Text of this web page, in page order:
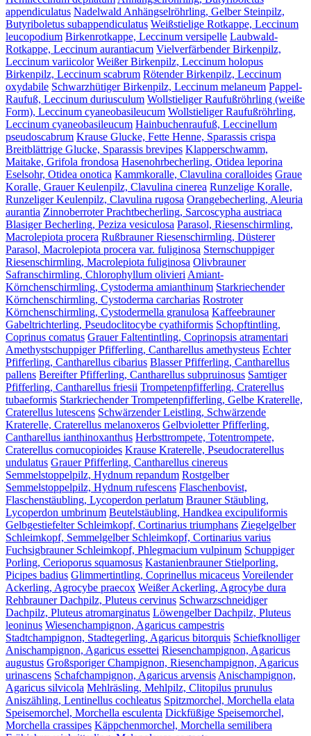
appendiculatus Nadelwald Anhängselröhrling, Gelber Steinpilz,
Butyriboletus subappendiculatus Weißstielige Rotkappe, Leccinum
leucopodium Birkenrotkappe, Leccinum versipelle Laubwald-
Rotkappe, Leccinum aurantiacum Vielverfärbender Birkenpilz,
Leccinum variicolor Weißer Birkenpilz, Leccinum holopus
Birkenpilz, Leccinum scabrum Rötender Birkenpilz, Leccinum
oxydabile Schwarzhütiger Birkenpilz, Leccinum melaneum Pappel-
Raufuß, Leccinum duriusculum Wollstieliger Raufußröhrling (weiße
Form), Leccinum cyaneobasileucum Wollstieliger Raufußröhrling,
Leccinum cyaneobasileucum Hainbuchenraufuß, Leccinellum
pseudoscabrum Krause Glucke, Fette Henne, Sparassis crispa
Breitblättrige Glucke, Sparassis brevipes Klapperschwamm,
Maitake, Grifola frondosa Hasenohrbecherling, Otidea leporina
Eselsohr, Otidea onotica Kammkoralle, Clavulina coralloides Graue
Koralle, Grauer Keulenpilz, Clavulina cinerea Runzelige Koralle,
Runzeliger Keulenpilz, Clavulina rugosa Orangebecherling, Aleuria
aurantia Zinnoberroter Prachtbecherling, Sarcoscypha austriaca
Blasiger Becherling, Peziza vesiculosa Parasol, Riesenschirmling,
Macrolepiota procera Rußbrauner Riesenschirmling, Düsterer
Parasol, Macrolepiota procera var. fuliginosa Sternschuppiger
Riesenschirmling, Macrolepiota fuliginosa Olivbrauner
Safranschirmling, Chlorophyllum olivieriAmiant-
Körnchenschirmling, Cystoderma amianthinum Starkriechender
Körnchenschirmling, Cystoderma carcharias Rostroter
Körnchenschirmling, Cystodermella granulosa Kaffeebrauner
Gabeltrichterling, Pseudoclitocybe cyathiformis Schopftintling,
Coprinus comatus Grauer Faltentintling, Coprinopsis atramentari
Amethystschuppiger Pfifferling, Cantharellus amethysteus Echter
Pfifferling, Cantharellus cibarius Blasser Pfifferling, Cantharellus
pallens Bereifter Pfifferling, Cantharellus subpruinosus Samtiger
Pfifferling, Cantharellus friesii Trompetenpfifferling, Craterellus
tubaeformis Starkriechender Trompetenpfifferling, Gelbe Kraterelle,
Craterellus lutescens Schwärzender Leistling, Schwärzende
Kraterelle, Craterellus melanoxeros Gelbvioletter Pfifferling,
Cantharellus ianthinoxanthus Herbsttrompete, Totentrompete,
Craterellus cornucopioides Krause Kraterelle, Pseudocraterellus
undulatus Grauer Pfifferling, Cantharellus cinereus
Semmelstoppelpilz, Hydnum repandum Rostgelber
Semmelstoppelpilz, Hydnum rufescens Flaschenbovist,
Flaschenstäubling, Lycoperdon perlatum Brauner Stäubling,
Lycoperdon umbrinum Beutelstäubling, Handkea excipuliformis
Gelbgestiefelter Schleimkopf, Cortinarius triumphans Ziegelgelber
Schleimkopf, Semmelgelber Schleimkopf, Cortinarius varius
Fuchsigbrauner Schleimkopf, Phlegmacium vulpinum Schuppiger
Porling, Cerioporus squamosus Kastanienbrauner Stielporling,
Picipes badius Glimmertintling, Coprinellus micaceus Voreilender
Ackerling, Agrocybe praecox Weißer Ackerling, Agrocybe dura
Rehbrauner Dachpilz, Pluteus cervinus Schwarzschneidiger
Dachpilz, Pluteus atromarginatus Löwengelber Dachpilz, Pluteus
leoninus Wiesenchampignon, Agaricus campestris
Stadtchampignon, Stadtegerling, Agaricus bitorquis Schiefknolliger
Anischampignon, Agaricus essettei Riesenchampignon, Agaricus
augustus Großsporiger Champignon, Riesenchampignon, Agaricus
urinascens Schafchampignon, Agaricus arvensisAnischampignon,
Agaricus silvicola Mehlräsling, Mehlpilz, Clitopilus prunulus
Aniszähling, Lentinellus cochleatus Spitzmorchel, Morchella elata
Speisemorchel, Morchella esculenta Dickfüßige Speisemorchel,
Morchella crassipes Käppchenmorchel, Morchella semilibera